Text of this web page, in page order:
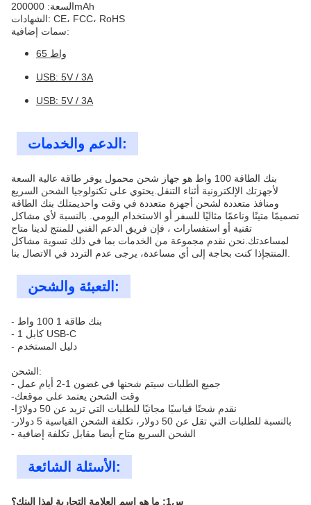
السعة: 200000mAh
الشهادات: CE، FCC، RoHS
سمات إضافية:
65 واط
USB: 5V / 3A
USB: 5V / 3A
الدعم والخدمات:
بنك الطاقة 100 واط هو جهاز شحن محمول يوفر طاقة عالية السعة
لأجهزتك الإلكترونية أثناء التنقل.يحتوي على تكنولوجيا الشحن السريع
ومنافذ متعددة لشحن أجهزة متعددة في وقت واحديمتلك بنك الطاقة
تصميمًا متينًا وناعمًا مثاليًا للسفر أو الاستخدام اليومي. بالنسبة لأي مشاكل
تقنية أو استفسارات ، فإن فريق الدعم الفني للمنتج لدينا متاح
لمساعدتك.نحن نقدم مجموعة من الخدمات بما في ذلك تسوية مشاكل
التعبئة والشحن:
- بنك طاقة 1 100 واط
- 1 كابل USB-C
- دليل المستخدم
الشحن:
- جميع الطلبات سيتم شحنها في غضون 1-2 أيام عمل
-وقت الشحن يعتمد على موقعك
-نقدم شحنًا قياسيًا مجانيًا للطلبات التي تزيد عن 50 دولارًا
-بالنسبة للطلبات التي تقل عن 50 دولار، تكلفة الشحن القياسية 5 دولار
- الشحن السريع متاح أيضا مقابل تكلفة إضافية
الأسئلة الشائعة:
س1: ما هو اسم العلامة التجارية لهذا البنك؟